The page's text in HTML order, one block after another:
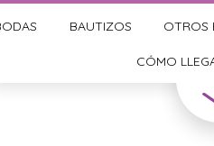
BAUTIZOS OTROS
CÓMO